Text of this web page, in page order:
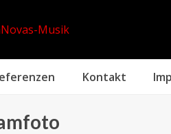
Kontakt